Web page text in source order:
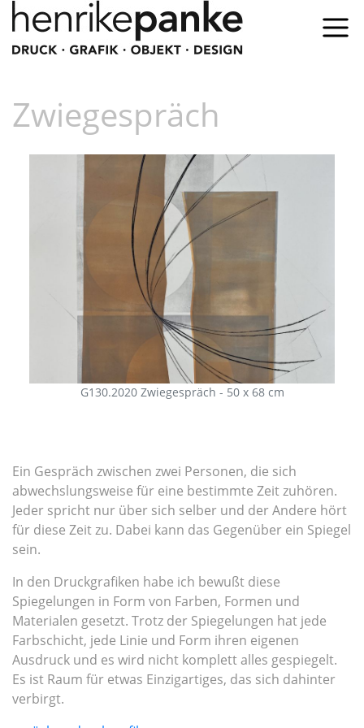
Zwiegespräch
G130.2020 Zwiegespräch - 50 x 68 cm
Ein Gespräch zwischen zwei Personen, die sich
abwechslungsweise für eine bestimmte Zeit zuhören.
Jeder spricht nur über sich selber und der Andere hört
für diese Zeit zu. Dabei kann das Gegenüber ein Spiegel
sein.
In den Druckgrafiken habe ich bewußt diese
Spiegelungen in Form von Farben, Formen und
Materialen gesetzt. Trotz der Spiegelungen hat jede
Farbschicht, jede Linie und Form ihren eigenen
Ausdruck und es wird nicht komplett alles gespiegelt.
Es ist Raum für etwas Einzigartiges, das sich dahinter
verbirgt.